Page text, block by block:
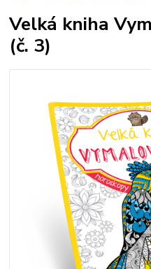
Velká kniha
(č. 3)